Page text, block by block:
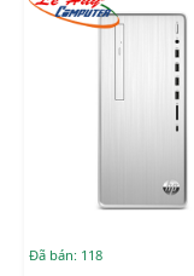
Đã bán: 118